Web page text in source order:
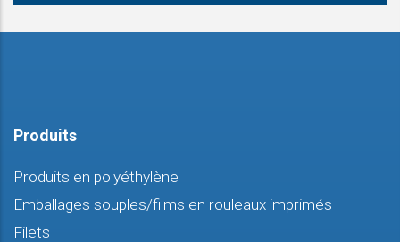
Produits
Produits en polyéthylène
Emballages souples/films en rouleaux imprimés
Filets